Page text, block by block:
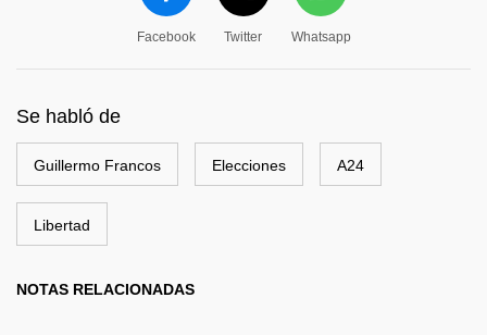
Facebook Twitter Whatsapp
Se habló de
Guillermo Francos Elecciones A24
Libertad
NOTAS RELACIONADAS